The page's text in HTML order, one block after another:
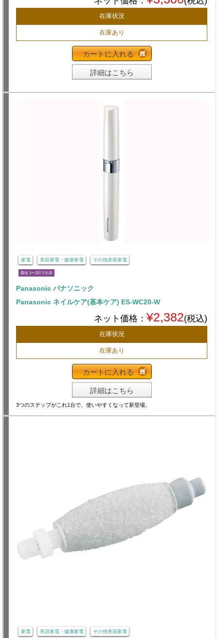
在庫状況
在庫あり
カートに入れる
詳細はこちら
家電 美容家電・健康家電 その他美容家電
最短 1〜3日で出荷
Panasonic パナソニック
Panasonic ネイルケア(基本ケア) ES-WC20-W
ネット価格： ¥2,382(税込)
在庫状況
在庫あり
カートに入れる
詳細はこちら
3つのステップがこれ1台で。使いやすくなって新登場。
家電 美容家電・健康家電 その他美容家電